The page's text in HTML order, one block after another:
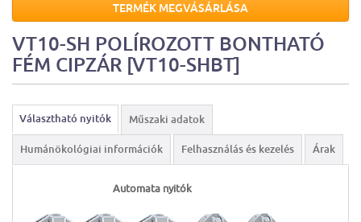
TERMÉK MEGVÁSÁRLÁSA
VT10-SH POLÍROZOTT BONTHATÓ
FÉM CIPZÁR [VT10-SHBT]
Választható nyitók Műszaki adatok
Humánökológiai információk Felhasználás és kezelés Árak
Automata nyitók